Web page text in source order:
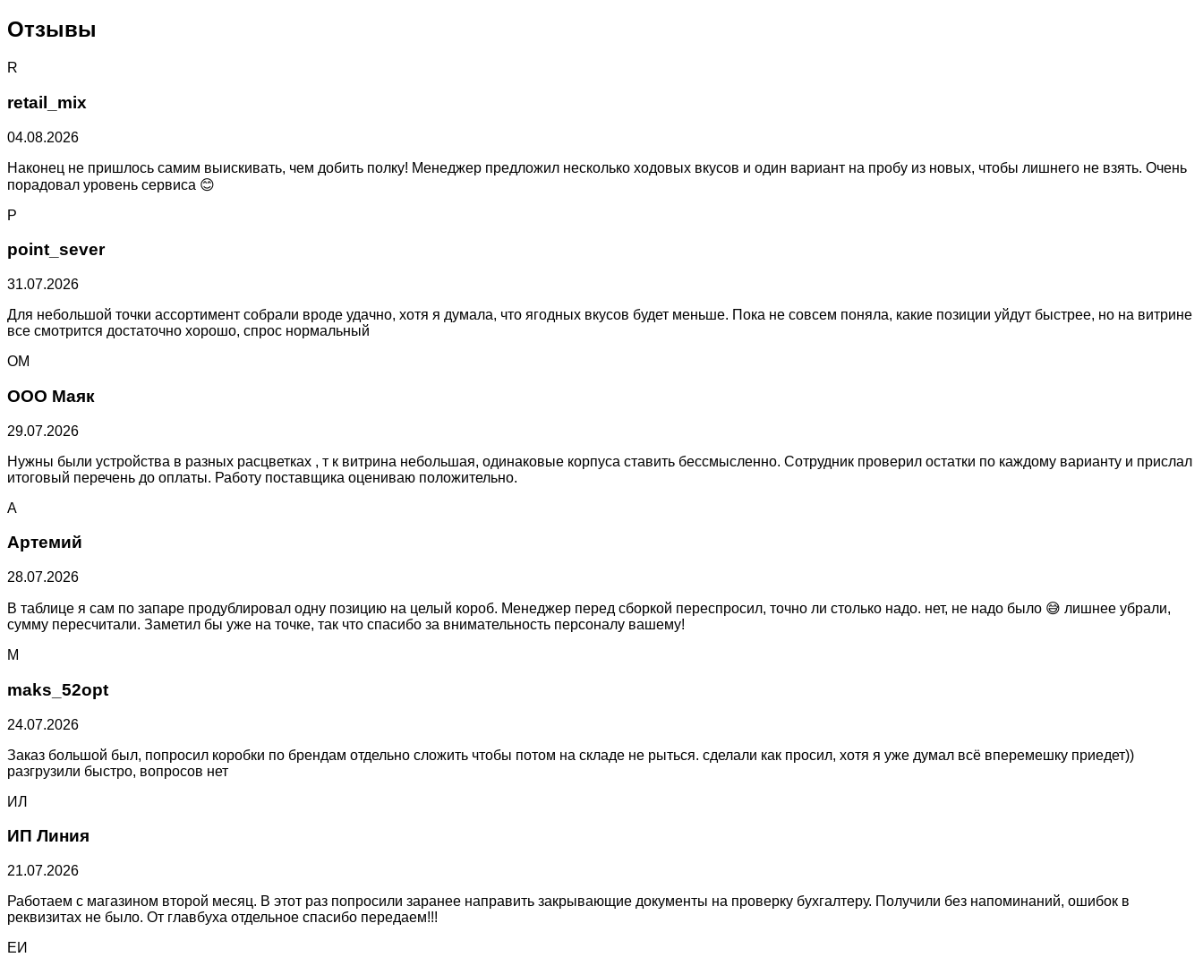
Отзывы
R
retail_mix
04.08.2026
Наконец не пришлось самим выискивать, чем добить полку! Менеджер предложил несколько ходовых вкусов и один вариант на пробу из новых, чтобы лишнего не взять. Очень
порадовал уровень сервиса 😊
P
point_sever
31.07.2026
Для небольшой точки ассортимент собрали вроде удачно, хотя я думала, что ягодных вкусов будет меньше. Пока не совсем поняла, какие позиции уйдут быстрее, но на витрине
все смотрится достаточно хорошо, спрос нормальный
ОМ
ООО Маяк
29.07.2026
Нужны были устройства в разных расцветках , т к витрина небольшая, одинаковые корпуса ставить бессмысленно. Сотрудник проверил остатки по каждому варианту и прислал
итоговый перечень до оплаты. Работу поставщика оцениваю положительно.
А
Артемий
28.07.2026
В таблице я сам по запаре продублировал одну позицию на целый короб. Менеджер перед сборкой переспросил, точно ли столько надо. нет, не надо было 😅 лишнее убрали,
сумму пересчитали. Заметил бы уже на точке, так что спасибо за внимательность персоналу вашему!
M
maks_52opt
24.07.2026
Заказ большой был, попросил коробки по брендам отдельно сложить чтобы потом на складе не рыться. сделали как просил, хотя я уже думал всё вперемешку приедет))
разгрузили быстро, вопросов нет
ИЛ
ИП Линия
21.07.2026
Работаем с магазином второй месяц. В этот раз попросили заранее направить закрывающие документы на проверку бухгалтеру. Получили без напоминаний, ошибок в
реквизитах не было. От главбуха отдельное спасибо передаем!!!
ЕИ